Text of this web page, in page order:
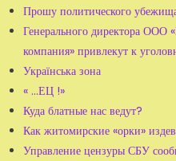
Прошу политического
Генерального директора ООО
компания» привлекут к
Українська зона
« ...ЕЦ !»
Куда блатные нас ведут?
Как житомирские «орки»
Управление цензуры СБУ